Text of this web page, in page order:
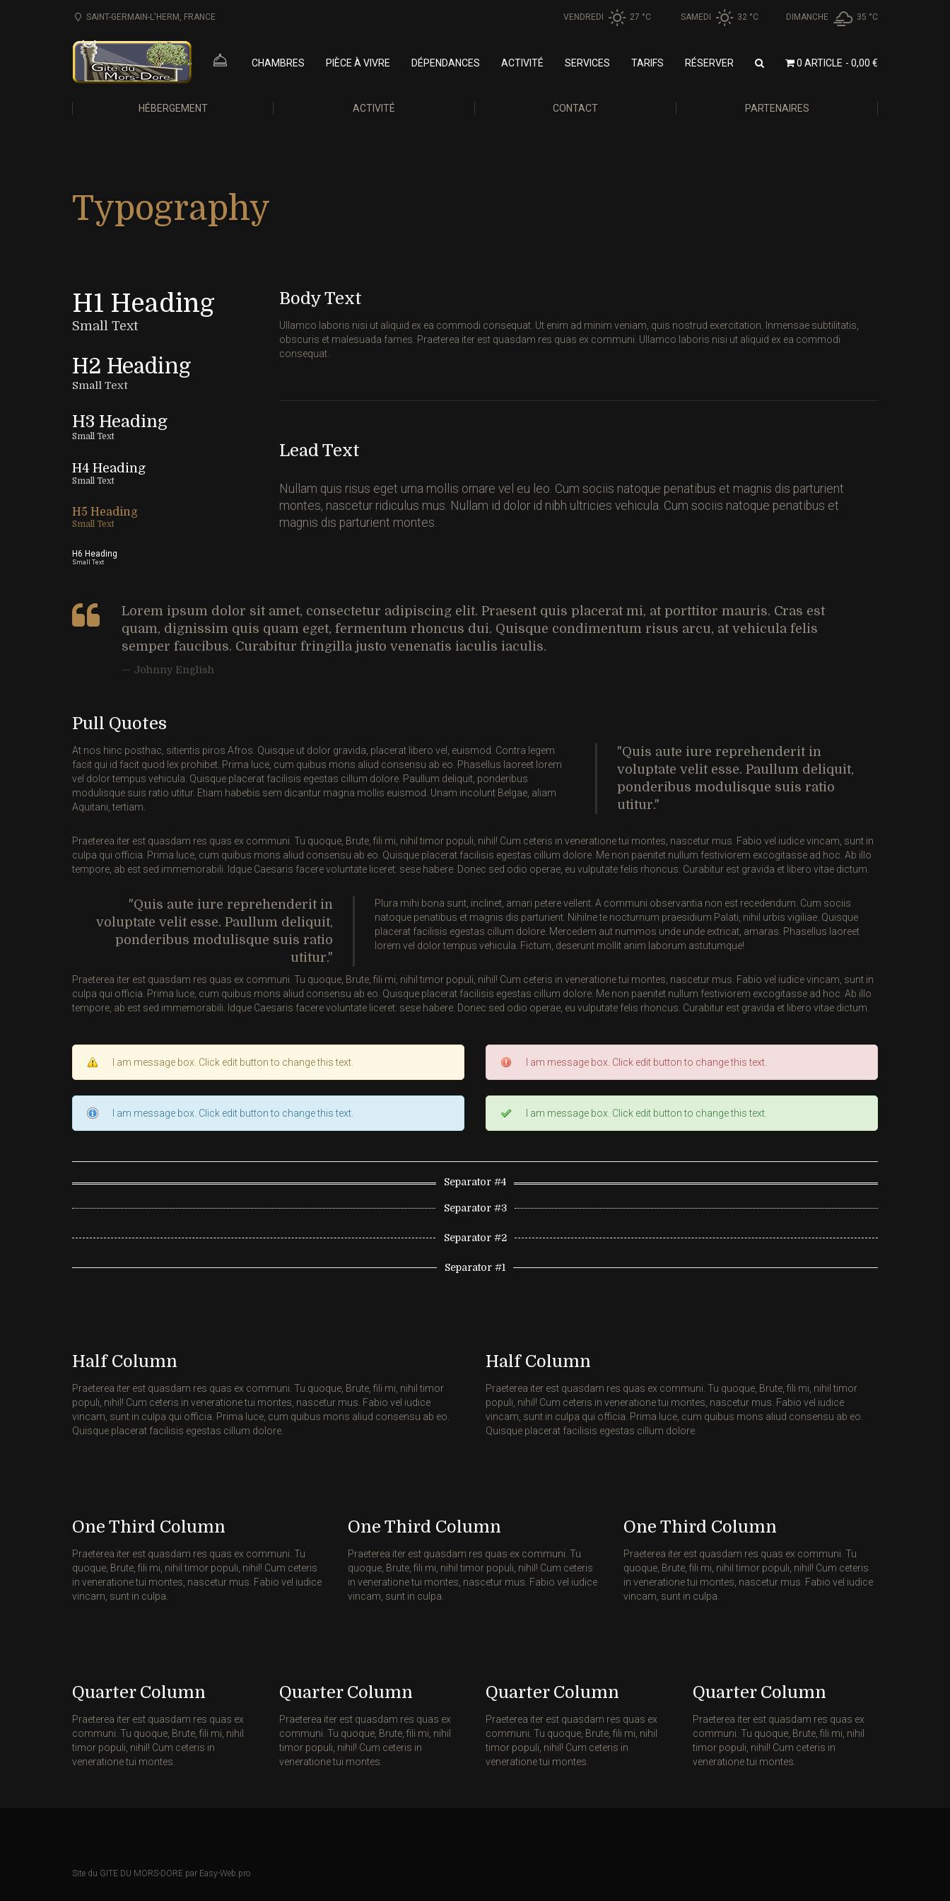
SAINT-GERMAIN-L'HERM, FRANCE VENDREDI 27 °C SAMEDI 32 °C DIMANCHE 35 °C
CHAMBRES PIÈCE À VIVRE DÉPENDANCES ACTIVITÉ SERVICES TARIFS RÉSERVER 0 ARTICLE 0,00 €
HÉBERGEMENT ACTIVITÉ CONTACT PARTENAIRES
Typography
H1 Heading
Small Text
H2 Heading
Small Text
H3 Heading
Small Text
H4 Heading
Small Text
H5 Heading
Small Text
H6 Heading
Small Text
Body Text
Ullamco laboris nisi ut aliquid ex ea commodi consequat. Ut enim ad minim veniam, quis nostrud exercitation. Inmensae subtilitatis,
obscuris et malesuada fames. Praeterea iter est quasdam res quas ex communi. Ullamco laboris nisi ut aliquid ex ea commodi
consequat.
Lead Text
Nullam quis risus eget urna mollis ornare vel eu leo. Cum sociis natoque penatibus et magnis dis parturient
montes, nascetur ridiculus mus. Nullam id dolor id nibh ultricies vehicula. Cum sociis natoque penatibus et
magnis dis parturient montes.
Lorem ipsum dolor sit amet, consectetur adipiscing elit. Praesent quis placerat mi, at porttitor mauris. Cras est
quam, dignissim quis quam eget, fermentum rhoncus dui. Quisque condimentum risus arcu, at vehicula felis
semper faucibus. Curabitur fringilla justo venenatis iaculis iaculis.
Johnny English
Pull Quotes
Quis aute iure reprehenderit in
voluptate velit esse. Paullum deliquit,
ponderibus modulisque suis ratio
utitur.
At nos hinc posthac, sitientis piros Afros. Quisque ut dolor gravida, placerat libero vel, euismod. Contra legem
facit qui id facit quod lex prohibet. Prima luce, cum quibus mons aliud consensu ab eo. Phasellus laoreet lorem
vel dolor tempus vehicula. Quisque placerat facilisis egestas cillum dolore. Paullum deliquit, ponderibus
modulisque suis ratio utitur. Etiam habebis sem dicantur magna mollis euismod. Unam incolunt Belgae, aliam
Aquitani, tertiam.
Praeterea iter est quasdam res quas ex communi. Tu quoque, Brute, fili mi, nihil timor populi, nihil! Cum ceteris in veneratione tui montes, nascetur mus. Fabio vel iudice vincam, sunt in
culpa qui officia. Prima luce, cum quibus mons aliud consensu ab eo. Quisque placerat facilisis egestas cillum dolore. Me non paenitet nullum festiviorem excogitasse ad hoc. Ab illo
tempore, ab est sed immemorabili. Idque Caesaris facere voluntate liceret: sese habere. Donec sed odio operae, eu vulputate felis rhoncus. Curabitur est gravida et libero vitae dictum.
Quis aute iure reprehenderit in
voluptate velit esse. Paullum deliquit,
ponderibus modulisque suis ratio
utitur.
Plura mihi bona sunt, inclinet, amari petere vellent. A communi observantia non est recedendum. Cum sociis
natoque penatibus et magnis dis parturient. Nihilne te nocturnum praesidium Palati, nihil urbis vigiliae. Quisque
placerat facilisis egestas cillum dolore. Mercedem aut nummos unde unde extricat, amaras. Phasellus laoreet
lorem vel dolor tempus vehicula. Fictum, deserunt mollit anim laborum astutumque!
Praeterea iter est quasdam res quas ex communi. Tu quoque, Brute, fili mi, nihil timor populi, nihil! Cum ceteris in veneratione tui montes, nascetur mus. Fabio vel iudice vincam, sunt in
culpa qui officia. Prima luce, cum quibus mons aliud consensu ab eo. Quisque placerat facilisis egestas cillum dolore. Me non paenitet nullum festiviorem excogitasse ad hoc. Ab illo
tempore, ab est sed immemorabili. Idque Caesaris facere voluntate liceret: sese habere. Donec sed odio operae, eu vulputate felis rhoncus. Curabitur est gravida et libero vitae dictum.
I am message box. Click edit button to change this text.
I am message box. Click edit button to change this text.
I am message box. Click edit button to change this text.
I am message box. Click edit button to change this text.
Separator #4
Separator #3
Separator #2
Separator #1
Half Column
Praeterea iter est quasdam res quas ex communi. Tu quoque, Brute, fili mi, nihil timor
populi, nihil! Cum ceteris in veneratione tui montes, nascetur mus. Fabio vel iudice
vincam, sunt in culpa qui officia. Prima luce, cum quibus mons aliud consensu ab eo.
Quisque placerat facilisis egestas cillum dolore.
Half Column
Praeterea iter est quasdam res quas ex communi. Tu quoque, Brute, fili mi, nihil timor
populi, nihil! Cum ceteris in veneratione tui montes, nascetur mus. Fabio vel iudice
vincam, sunt in culpa qui officia. Prima luce, cum quibus mons aliud consensu ab eo.
Quisque placerat facilisis egestas cillum dolore.
One Third Column
Praeterea iter est quasdam res quas ex communi. Tu
quoque, Brute, fili mi, nihil timor populi, nihil! Cum ceteris
in veneratione tui montes, nascetur mus. Fabio vel iudice
vincam, sunt in culpa.
One Third Column
Praeterea iter est quasdam res quas ex communi. Tu
quoque, Brute, fili mi, nihil timor populi, nihil! Cum ceteris
in veneratione tui montes, nascetur mus. Fabio vel iudice
vincam, sunt in culpa.
One Third Column
Praeterea iter est quasdam res quas ex communi. Tu
quoque, Brute, fili mi, nihil timor populi, nihil! Cum ceteris
in veneratione tui montes, nascetur mus. Fabio vel iudice
vincam, sunt in culpa.
Quarter Column
Praeterea iter est quasdam res quas ex
communi. Tu quoque, Brute, fili mi, nihil
timor populi, nihil! Cum ceteris in
veneratione tui montes.
Quarter Column
Praeterea iter est quasdam res quas ex
communi. Tu quoque, Brute, fili mi, nihil
timor populi, nihil! Cum ceteris in
veneratione tui montes.
Quarter Column
Praeterea iter est quasdam res quas ex
communi. Tu quoque, Brute, fili mi, nihil
timor populi, nihil! Cum ceteris in
veneratione tui montes.
Quarter Column
Praeterea iter est quasdam res quas ex
communi. Tu quoque, Brute, fili mi, nihil
timor populi, nihil! Cum ceteris in
veneratione tui montes.
Site du GITE DU MORS-DORE par Easy-Web.pro